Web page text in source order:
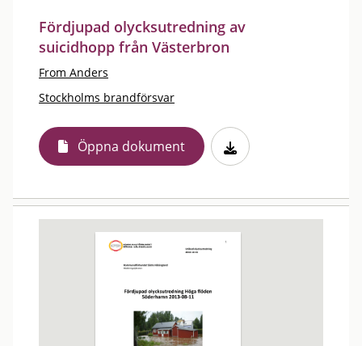
Fördjupad olycksutredning av
suicidhopp från Västerbron
From Anders
Stockholms brandförsvar
Öppna dokument